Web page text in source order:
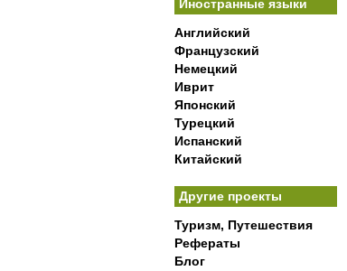
Иностранные языки
Английский
Французский
Немецкий
Иврит
Японский
Турецкий
Испанский
Китайский
Другие проекты
Туризм, Путешествия
Рефераты
Блог